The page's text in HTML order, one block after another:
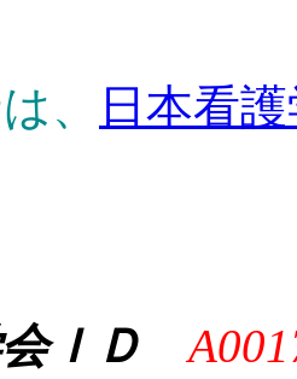
、
日本看
ＩＤ